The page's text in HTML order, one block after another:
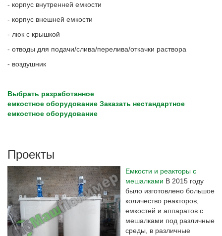
- корпус внутренней емкости
- корпус внешней емкости
- люк с крышкой
- отводы для подачи/слива/перелива/откачки раствора
- воздушник
Выбрать разработанное
емкостное оборудование Заказать нестандартное
емкостное оборудование
Проекты
Емкости и реакторы с
мешалками В 2015 году
было изготовлено большое
количество реакторов,
емкостей и аппаратов с
мешалками под различные
среды, в различные